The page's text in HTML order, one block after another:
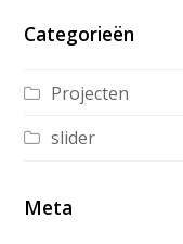
Categorieën
Projecten
slider
Meta